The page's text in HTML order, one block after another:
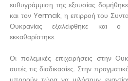
ευθυγράμμιση της εξουσίας
και τον Yermak, η επιρροή του
Ουκρανίας εξαλείφθηκε και
εκκαθαρίστηκε.
Οι πολεμικές επιχειρήσεις στην
αυτές τις διαδικασίες. Στην